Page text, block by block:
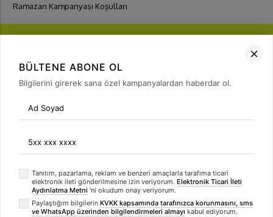
Ramazan Kampanyası Koşulları
FIRSATLARIYAKALA
Bülten Üyeliği
arrow_forward
BÜLTENE ABONE OL
Bilgilerini girerek sana özel kampanyalardan haberdar ol.
Tanıtım, pazarlama, reklam ve benzeri amaçlarla tarafıma ticari
elektronik ileti gönderilmesine izin veriyorum. Elektronik Ticari İleti
Aydınlatma Metni 'ni okudum onay veriyorum.
Paylaştığım bilgilerin KVKK kapsamında tarafınızca korunmasını, sms
ve WhatsApp üzerinden bilgilendirmeleri almayı kabul ediyorum.